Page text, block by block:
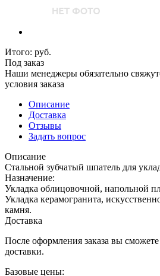
Итого: руб.
Под заказ
Наши менеджеры обязательно
условия заказа
Описание
Доставка
Отзывы
Задать вопрос
Описание
Стальной зубчатый шпатель для
Назначение:
Укладка облицовочной, напольной
Укладка керамогранита,
камня.
Доставка
После оформления заказа вы сможете
доставки.
Базовые цены: